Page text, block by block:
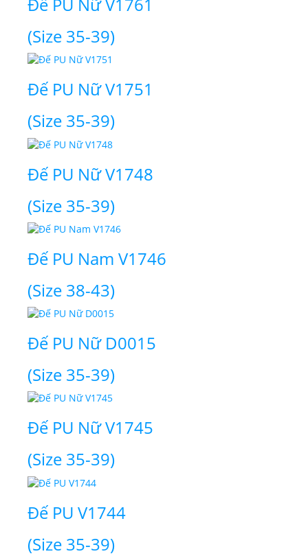
(Size 35-39)
Đế PU Nữ V1751
(Size 35-39)
Đế PU Nữ V1748
(Size 35-39)
Đế PU Nam V1746
(Size 38-43)
Đế PU Nữ D0015
(Size 35-39)
Đế PU Nữ V1745
(Size 35-39)
Đế PU V1744
(Size 35-39)